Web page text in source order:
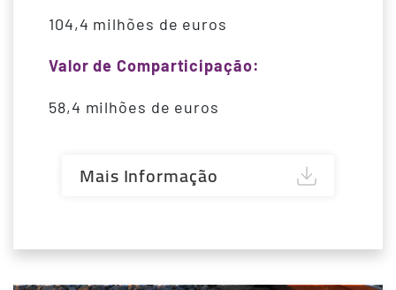
104,4 milhões de euros
Valor de Comparticipação:
58,4 milhões de euros
Mais Informação